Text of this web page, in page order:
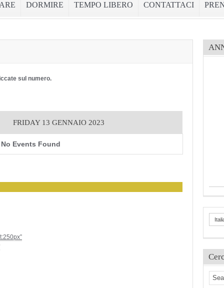
DORMIRE TEMPO LIBERO CONTATTACI
sul numero.
FRIDAY 13 GENNAIO 2023
No Events Found